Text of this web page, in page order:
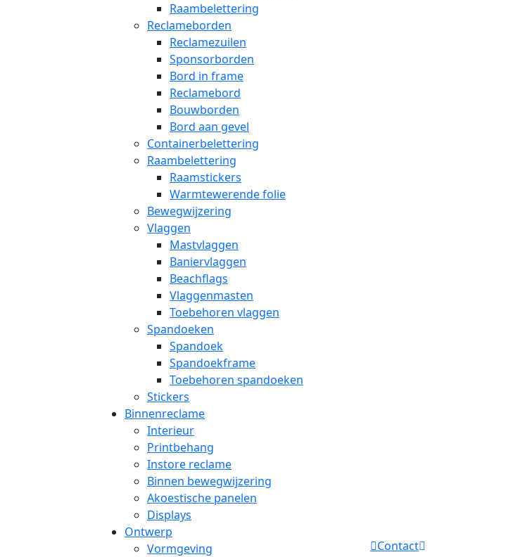
Raambelettering
Reclameborden
Reclamezuilen
Sponsorborden
Bord in frame
Reclamebord
Bouwborden
Bord aan gevel
Containerbelettering
Raambelettering
Raamstickers
Warmtewerende folie
Bewegwijzering
Vlaggen
Mastvlaggen
Baniervlaggen
Beachflags
Vlaggenmasten
Toebehoren vlaggen
Spandoeken
Spandoek
Spandoekframe
Toebehoren spandoeken
Stickers
Binnenreclame
Interieur
Printbehang
Instore reclame
Binnen bewegwijzering
Akoestische panelen
Displays
Ontwerp
Vormgeving
Contact